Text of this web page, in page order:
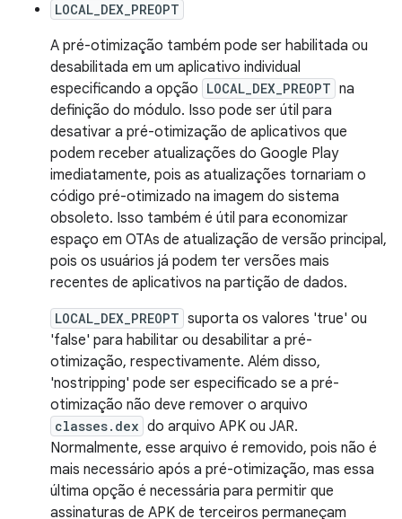
LOCAL_DEX_PREOPT
A pré-otimização também pode ser habilitada ou
desabilitada em um aplicativo individual
especificando a opção LOCAL_DEX_PREOPT na
definição do módulo. Isso pode ser útil para
desativar a pré-otimização de aplicativos que
podem receber atualizações do Google Play
imediatamente, pois as atualizações tornariam o
código pré-otimizado na imagem do sistema
obsoleto. Isso também é útil para economizar
espaço em OTAs de atualização de versão principal,
pois os usuários já podem ter versões mais
recentes de aplicativos na partição de dados.
LOCAL_DEX_PREOPT suporta os valores 'true' ou
'false' para habilitar ou desabilitar a pré-
otimização, respectivamente. Além disso,
'nostripping' pode ser especificado se a pré-
otimização não deve remover o arquivo
classes.dex do arquivo APK ou JAR.
Normalmente, esse arquivo é removido, pois não é
mais necessário após a pré-otimização, mas essa
última opção é necessária para permitir que
assinaturas de APK de terceiros permaneçam